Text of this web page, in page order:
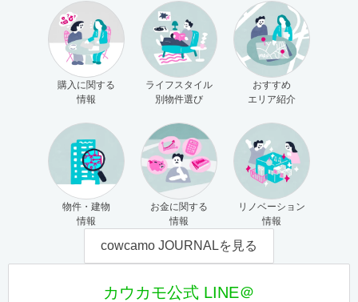
購入に関する
情報
ライフスタイル
別物件選び
おすすめ
エリア紹介
物件・建物
情報
お金に関する
情報
リノベーション
情報
cowcamo JOURNALを見る
カウカモ公式 LINE＠